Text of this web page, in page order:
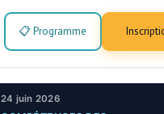
📋 Programme
24 juin 2026